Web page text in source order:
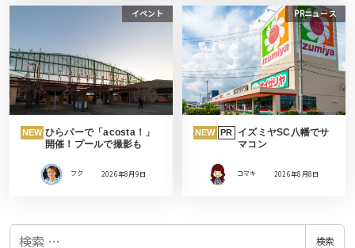
イベント
NEW ひらパーで「acosta！」
開催！プールで撮影も
フク 2026年8月9日
PRニュース
NEW PR
イズミヤSC八幡でサ
マコン
コマキ 2026年8月8日
検
検索